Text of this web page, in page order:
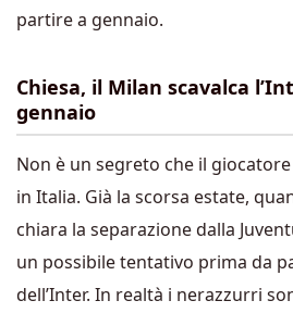
partire a gennaio.
Chiesa, il Milan scavalca
gennaio
Non è un segreto che il
in Italia. Già la scorsa estate,
chiara la separazione dalla
un possibile tentativo prima da
dell’Inter. In realtà i nerazzurri